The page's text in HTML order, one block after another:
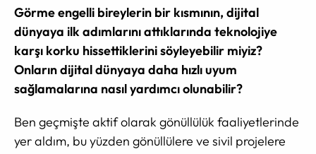
Görme engelli bireylerin bir kısmının, dijital
dünyaya ilk adımlarını attıklarında teknolojiye
karşı korku hissettiklerini söyleyebilir miyiz?
Onların dijital dünyaya daha hızlı uyum
sağlamalarına nasıl yardımcı olunabilir?
Ben geçmişte aktif olarak gönüllülük faaliyetlerinde
yer aldım, bu yüzden gönüllülere ve sivil projelere